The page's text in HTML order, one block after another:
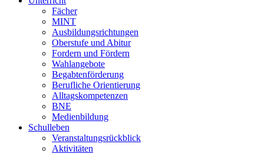
Fächer
MINT
Ausbildungsrichtungen
Oberstufe und Abitur
Fordern und Fördern
Wahlangebote
Begabtenförderung
Berufliche Orientierung
Alltagskompetenzen
BNE
Medienbildung
Schulleben
Veranstaltungsrückblick
Aktivitäten